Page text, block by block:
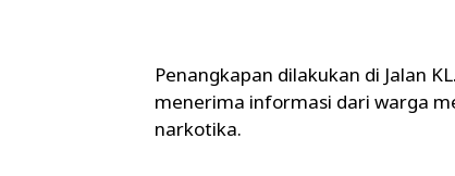
Penangkapan dilakukan di Jalan
menerima informasi dari warga
narkotika.